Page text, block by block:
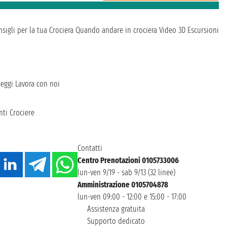
per la tua Crociera Quando andare in crociera Video 3D Escursioni
Lavora con noi
Crociere
Contatti
Centro Prenotazioni 0105733006
lun-ven 9/19 - sab 9/13 (32 linee)
Amministrazione 0105704878
lun-ven 09:00 - 12:00 e 15:00 - 17:00
Assistenza gratuita
Supporto dedicato